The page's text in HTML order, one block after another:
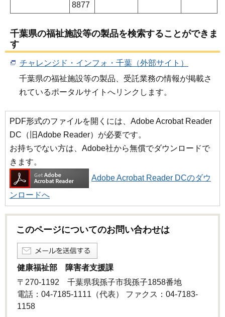
8877
千葉県の福祉施設等の製品を検索することができま
す
チャレンジド・インフォ・千葉（外部サイト）
千葉県の福祉施設等の製品、受託業務の情報が掲載さ
れているポータルサイトへリンクします。
PDF形式のファイルを開くには、Adobe Acrobat Reader
DC（旧Adobe Reader）が必要です。
お持ちでない方は、Adobe社から無償でダウンロードで
きます。
Adobe Acrobat Reader DCのダウ
ンロードへ
このページについてのお問い合わせは
健康福祉部 障害者支援課
〒270-1192 千葉県我孫子市我孫子1858番地
電話：04-7185-1111（代表） ファクス：04-7183-
1158